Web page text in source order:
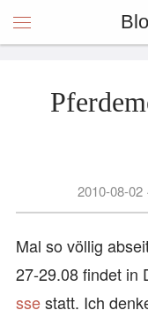
2010-08-02
Mal so völlig
27-29.08 findet in
ssestatt. Ich